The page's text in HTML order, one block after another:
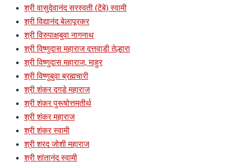
श्री वासुदेवानंद सरस्वती (टेंबे) स्वामी
श्री विद्यानंद बेलापूरकर
श्री विरुपाक्षबुवा नागनाथ
श्री विष्णुदास महाराज दत्तवाडी तेल्हारा
श्री विष्णुदास महाराज, माहुर
श्री विष्णुबुवा ब्रह्मचारी
श्री शंकर दगडे महाराज
श्री शंकर पुरूषोत्तमतीर्थ
श्री शंकर महाराज
श्री शंकर स्वामी
श्री शरद जोशी महाराज
श्री शांतानंद स्वामी